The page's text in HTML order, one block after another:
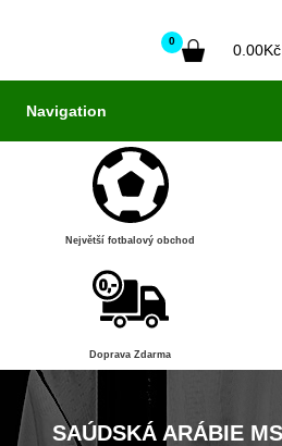
0
0.00Kč
Navigation
Největší fotbalový obchod
Doprava Zdarma
SAÚDSKÁ ARÁBIE